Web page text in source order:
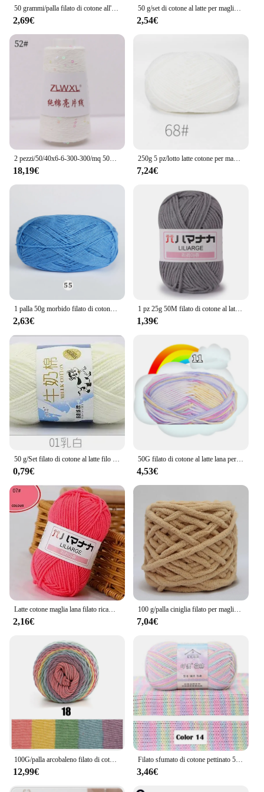
50 grammi/palla filato di cotone all'uncinetto per lavorare a maglia affare cotone filo di latte per bambini pettinato fatto a mano linea di lana filato all'uncinetto economico
2,69€
50 g/set di cotone al latte per maglieria filato di lana cucito tinto Lanas per bambole con cappello maglione artigianale all'uncinetto a basso prezzo
2,54€
2 pezzi/50/40x6-6-300-300/mq 50g 400M 3mm filato di cotone con paillettes decorazione lavorata a maglia fai da te filato per maglieria all'uncinetto a mano
18,19€
250g 5 pz/lotto latte cotone per maglieria filato di lana ricamo tinto Lanas per uncinetto maglione artigianale cappello bambole cucito strumenti per maglieria
7,24€
2,63€
1 pz 25g 50M filato di cotone al latte per maglieria a mano lana acrilica filato lavorato a maglia sciarpa all'uncinetto cappello filato linea fai da te fili fatti a mano
1,39€
0,79€
50G filato di cotone al latte lana per bambini filo per maglieria a mano morbido caldo filo di cotone fai-da-te lana per bambini per maglieria a mano filato all'uncinetto
4,53€
2,16€
100 g/palla ciniglia filato per maglieria morbido ghiaccio striscia linea filato di cotone filo di lana fai da te per maglieria a mano sciarpa di lana spessa all'ingrosso
7,04€
12,99€
Filato sfumato di cotone pettinato 50G/Ball 4Ply per vestiti a maglia filato per maglieria tinto sfumato di colore con filato di cotone al latte
3,46€